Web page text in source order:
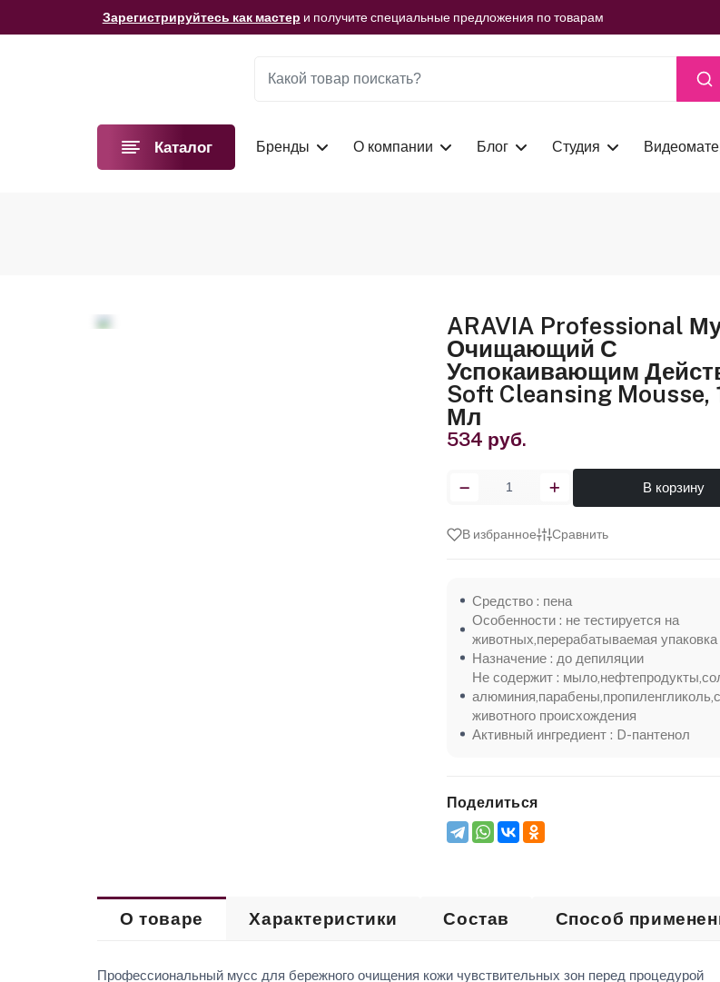
Зарегистрируйтесь как мастер и получите специальные предложения по товарам
Мы подготовили для вас видеоматериалы! Смотреть сейчас
Каталог Бренды О компании Блог Студия
ARAVIA Professional
Очищающий С
Успокаивающим
Soft Cleansing Mousse,
Мл
534 руб.
В корзину
В избранное Сравнить
Средство : пена
Особенности : не тестируется на
животных,перерабатываемая упаковка
Назначение : до депиляции
Не содержит :
животного происхождения
Активный ингредиент : D-пантенол
Поделиться
О товаре Характеристики Состав Способ
Профессиональный мусс для бережного очищения кожи чувствительных зон перед процедурой